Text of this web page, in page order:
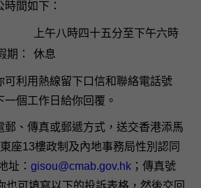
間如下：
上午八時四十五分至下午六時
期：
休息
可利用熱線留下口信和聯絡電話號
個工作日給你回覆。
郵、傳真或郵遞方式，送交香港添馬
座13樓政制及內地事務局性別認同
址： gisou@cmab.gov.hk ；傳真號
也可填寫以下的投訴表格，然後交回